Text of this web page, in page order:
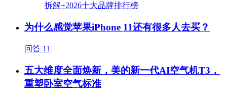
为什么感觉苹果iPhone 11还有很多人去买？
问答 11
五大维度全面焕新，美的新一代AI空气机T3，
重塑卧室空气标准